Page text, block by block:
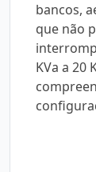
bancos,
que não
KVa a 20